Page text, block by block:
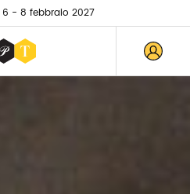
6 - 8 febbraio 2027